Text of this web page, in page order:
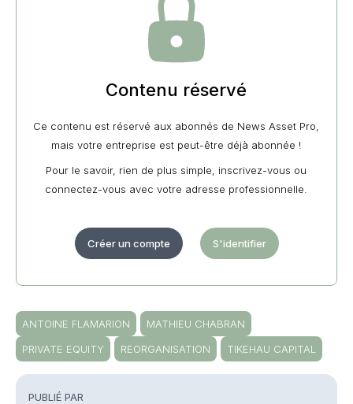
PUBLIÉ PAR
Contenu réservé
Ce contenu est réservé aux abonnés de News Asset Pro,
mais votre entreprise est peut-être déjà abonnée !
Pour le savoir, rien de plus simple, inscrivez-vous ou
connectez-vous avec votre adresse professionnelle.
Créer un compte S'identifier
ANTOINE FLAMARION
MATHIEU CHABRAN
PRIVATE EQUITY
REORGANISATION TIKEHAU CAPITAL